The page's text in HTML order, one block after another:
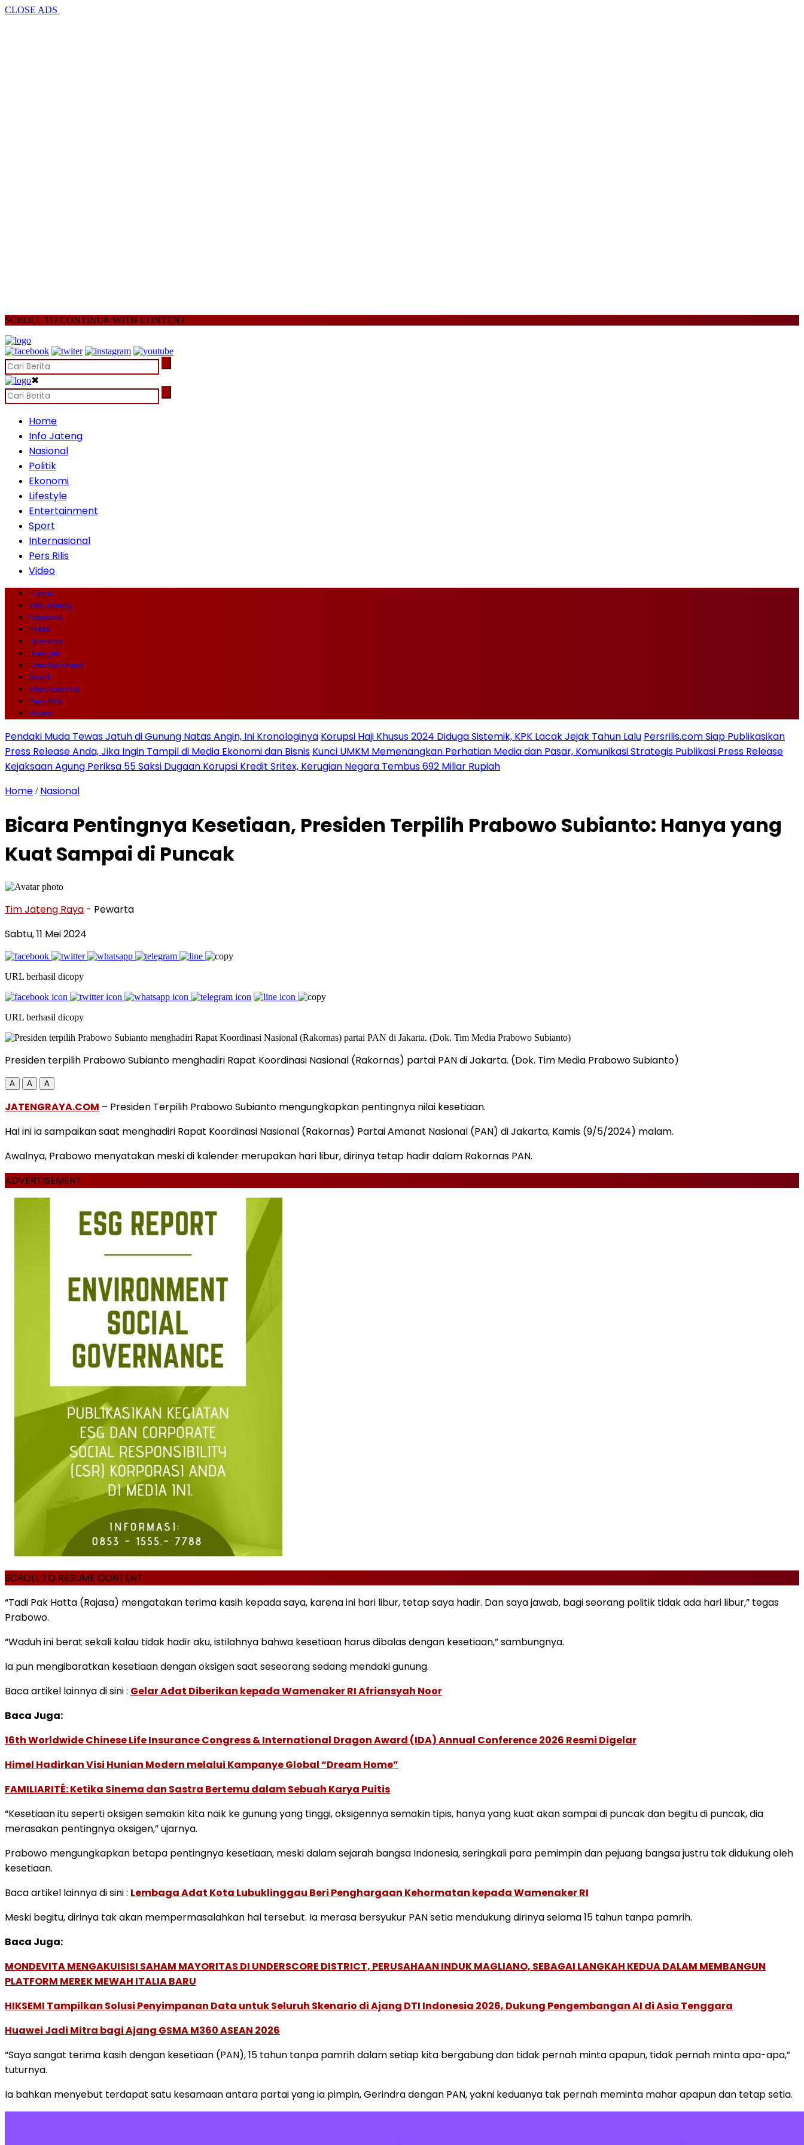
CLOSE ADS
SCROLL TO CONTINUE WITH CONTENT
✖
Home
Info Jateng
Nasional
Politik
Ekonomi
Lifestyle
Entertainment
Sport
Internasional
Pers Rilis
Video
Home
Info Jateng
Nasional
Politik
Ekonomi
Lifestyle
Entertainment
Sport
Internasional
Pers Rilis
Video
Pendaki Muda Tewas Jatuh di Gunung Natas Angin, Ini Kronologinya Korupsi Haji Khusus 2024 Diduga Sistemik, KPK Lacak Jejak Tahun Lalu Persrilis.com Siap Publikasikan
Press Release Anda, Jika Ingin Tampil di Media Ekonomi dan Bisnis Kunci UMKM Memenangkan Perhatian Media dan Pasar, Komunikasi Strategis Publikasi Press Release
Kejaksaan Agung Periksa 55 Saksi Dugaan Korupsi Kredit Sritex, Kerugian Negara Tembus 692 Miliar Rupiah
Home / Nasional
Bicara Pentingnya Kesetiaan, Presiden Terpilih Prabowo Subianto: Hanya yang
Kuat Sampai di Puncak
Tim Jateng Raya - Pewarta
Sabtu, 11 Mei 2024
URL berhasil dicopy
URL berhasil dicopy
Presiden terpilih Prabowo Subianto menghadiri Rapat Koordinasi Nasional (Rakornas) partai PAN di Jakarta. (Dok. Tim Media Prabowo Subianto)
A A A
JATENGRAYA.COM – Presiden Terpilih Prabowo Subianto mengungkapkan pentingnya nilai kesetiaan.
Hal ini ia sampaikan saat menghadiri Rapat Koordinasi Nasional (Rakornas) Partai Amanat Nasional (PAN) di Jakarta, Kamis (9/5/2024) malam.
Awalnya, Prabowo menyatakan meski di kalender merupakan hari libur, dirinya tetap hadir dalam Rakornas PAN.
ADVERTISEMENT
SCROLL TO RESUME CONTENT
“Tadi Pak Hatta (Rajasa) mengatakan terima kasih kepada saya, karena ini hari libur, tetap saya hadir. Dan saya jawab, bagi seorang politik tidak ada hari libur,” tegas
Prabowo.
“Waduh ini berat sekali kalau tidak hadir aku, istilahnya bahwa kesetiaan harus dibalas dengan kesetiaan,” sambungnya.
Ia pun mengibaratkan kesetiaan dengan oksigen saat seseorang sedang mendaki gunung.
Baca artikel lainnya di sini : Gelar Adat Diberikan kepada Wamenaker RI Afriansyah Noor
Baca Juga:
16th Worldwide Chinese Life Insurance Congress & International Dragon Award (IDA) Annual Conference 2026 Resmi Digelar
Himel Hadirkan Visi Hunian Modern melalui Kampanye Global “Dream Home”
FAMILIARITÉ: Ketika Sinema dan Sastra Bertemu dalam Sebuah Karya Puitis
“Kesetiaan itu seperti oksigen semakin kita naik ke gunung yang tinggi, oksigennya semakin tipis, hanya yang kuat akan sampai di puncak dan begitu di puncak, dia
merasakan pentingnya oksigen,” ujarnya.
Prabowo mengungkapkan betapa pentingnya kesetiaan, meski dalam sejarah bangsa Indonesia, seringkali para pemimpin dan pejuang bangsa justru tak didukung oleh
kesetiaan.
Baca artikel lainnya di sini : Lembaga Adat Kota Lubuklinggau Beri Penghargaan Kehormatan kepada Wamenaker RI
Meski begitu, dirinya tak akan mempermasalahkan hal tersebut. Ia merasa bersyukur PAN setia mendukung dirinya selama 15 tahun tanpa pamrih.
Baca Juga:
MONDEVITA MENGAKUISISI SAHAM MAYORITAS DI UNDERSCORE DISTRICT, PERUSAHAAN INDUK MAGLIANO, SEBAGAI LANGKAH KEDUA DALAM MEMBANGUN
PLATFORM MEREK MEWAH ITALIA BARU
HIKSEMI Tampilkan Solusi Penyimpanan Data untuk Seluruh Skenario di Ajang DTI Indonesia 2026, Dukung Pengembangan AI di Asia Tenggara
Huawei Jadi Mitra bagi Ajang GSMA M360 ASEAN 2026
“Saya sangat terima kasih dengan kesetiaan (PAN), 15 tahun tanpa pamrih dalam setiap kita bergabung dan tidak pernah minta apapun, tidak pernah minta apa-apa,”
tuturnya.
Ia bahkan menyebut terdapat satu kesamaan antara partai yang ia pimpin, Gerindra dengan PAN, yakni keduanya tak pernah meminta mahar apapun dan tetap setia.